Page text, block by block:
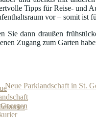
Tipps für Reise- und
vor – somit
dann draußen
Zugang zum Garten
Neue Parklandschaft in St.